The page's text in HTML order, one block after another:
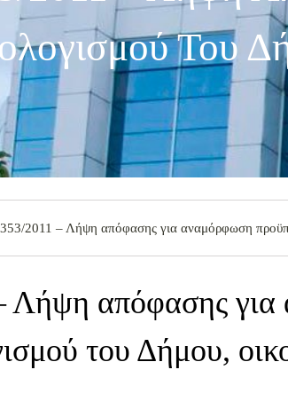
Του
353/2011 – Λήψη απόφασης για αναμόρφωση
Λήψη απόφασης
του Δήμου,